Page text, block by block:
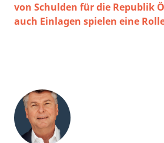
von Schulden für die Republik
auch Einlagen spielen eine